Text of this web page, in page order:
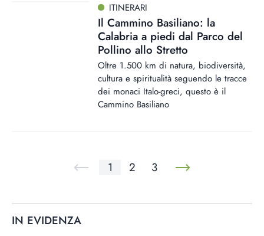
ITINERARI
Il Cammino Basiliano: la
Calabria a piedi dal Parco del
Pollino allo Stretto
Oltre 1.500 km di natura, biodiversità,
cultura e spiritualità seguendo le tracce
dei monaci Italo-greci, questo è il
Cammino Basiliano
1 2 3
IN EVIDENZA